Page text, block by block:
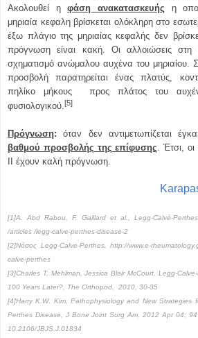
Ακολουθεί ηφάση ανακατασκευής η
μηριαία κεφαλη βρίσκεται ολόκληρη στο
έξω πλάγιο της μηριαίας κεφαλής δεν
πρόγνωση είναι κακή. Οι αλλοιώσεις στη
σχηματισμό ανώμαλου αυχένα του μηριαίου.
προσβολή παρατηρείται ένας πλατύς,
πηλίκο μήκους προς πλάτος του
φυσιολογικού.[5]
Πρόγνωση: όταν δεν αντιμετωπίζεται
βαθμού προσβολής της επίφυσης. Έτσι, οι
ΙΙ έχουν καλή πρόγνωση.
[1]A. Abd Rabou, F. Gaillard et al., Legg-Calvé-
/articles /legg-calve-perthes-disease-2
[2]Νόσος Legg-Calve-Perthes, http://www.e-
calve-perthes
[3]Charles T. Mehlman, Jessica Blair McCourt, Legg-
100 Years Later?, The Orthopod, 2010, 30-35
[4]Ηarry K.W. Kim, Pathophysiology and New Strategies
Perthes Disease, J Bone Joint Surg Am, 2012 Apr 04;
10.2106/JBJS.J.01834